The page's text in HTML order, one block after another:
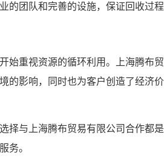
的团队和完善的设施，保证回收过程
始重视资源的循环利用。上海腾布
的影响，同时也为客户创造了经济
择与上海腾布贸易有限公司合作都
务。